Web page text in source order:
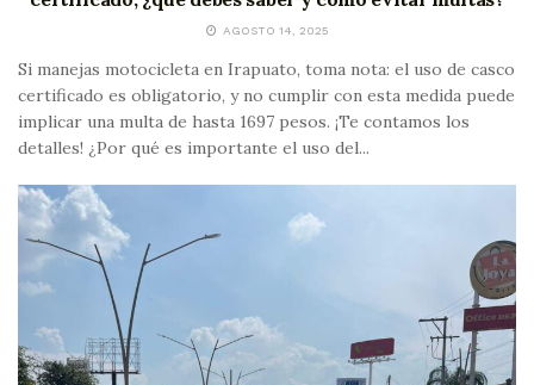
AGOSTO 14, 2025
Si manejas motocicleta en Irapuato, toma nota: el uso de casco
certificado es obligatorio, y no cumplir con esta medida puede
implicar una multa de hasta 1697 pesos. ¡Te contamos los
detalles! ¿Por qué es importante el uso del...